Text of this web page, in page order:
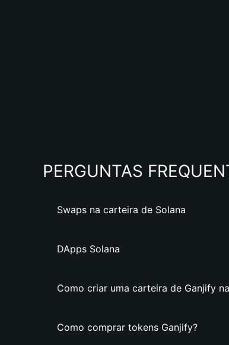
PERGUNTAS
Swaps na carteira de Solana
DApps Solana
Como criar uma carteira de Ganjify
Como comprar tokens Ganjify?